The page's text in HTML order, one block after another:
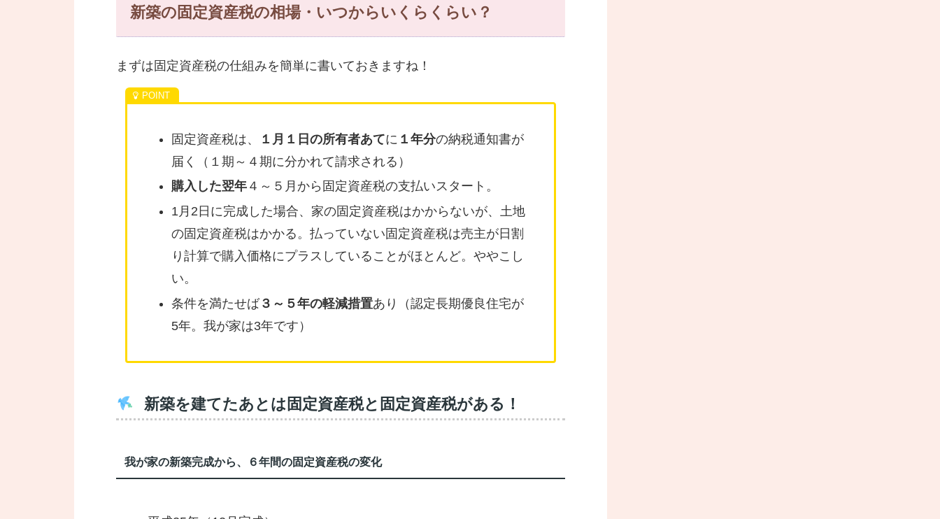
新築の固定資産税の相場・いつからいくらくらい？
まずは固定資産税の仕組みを簡単に書いておきますね！
固定資産税は、 １月１日の所有者あてに １年分の納税通知書が
届く（１期～４期に分かれて請求される）
購入した翌年 ４～５月から固定資産税の支払いスタート。
1月2日に完成した場合、家の固定資産税はかからないが、土地
の固定資産税はかかる。払っていない固定資産税は売主が日割
り計算で購入価格にプラスしていることがほとんど。ややこし
い。
条件を満たせば３～５年の軽減措置あり（認定長期優良住宅が
5年。我が家は3年です）
新築を建てたあとは固定資産税と固定資産税がある！
我が家の新築完成から、６年間の固定資産税の変化